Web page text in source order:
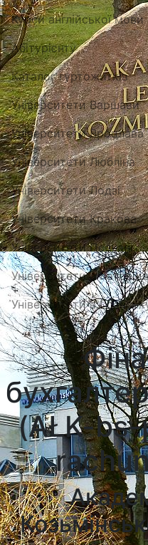
Курси англійської мови
Абітурієнту
Каталог гуртожитків
Університети Варшави
Університети Вроцлава
Університети Любліна
Університети Лодзі
Університети Кракова
Університети Познані
Університети в
Університети в
(AŁK-